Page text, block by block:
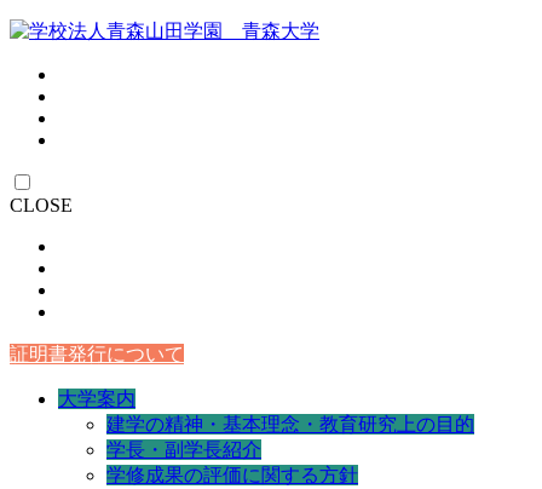
CLOSE
証明書発行について
大学案内
建学の精神・基本理念・教育研究上の目的
学長・副学長紹介
学修成果の評価に関する方針